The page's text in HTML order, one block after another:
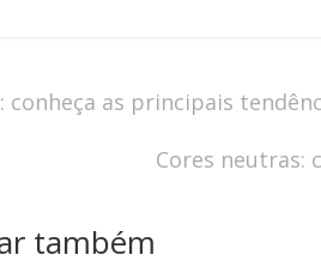
conheça as principais
Cores neutras:
também